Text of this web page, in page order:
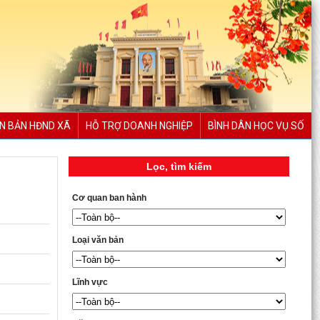
BẢN HĐND XÃ HỖ TRỢ DOANH NGHIỆP BÌNH DÂN HỌC VỤ SỐ
Lọc, tìm kiếm
Cơ quan ban hành
Loại văn bản
Lĩnh vực